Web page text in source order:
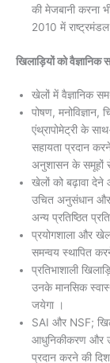
की मेजबानी करना
2010 में
खिलाड़ियों को वैज्ञानिक
खेलों में वैज्ञानिक
पोषण, मनोविज्ञान,
एंथ्रापोमेट्री के
सहायता प्रदान
अनुशासन के समूहों
खेलों को बढ़ावा देने
उचित अनुसंधान और
अन्य प्रतिष्ठित
प्रयोगशाला और
समन्वय स्थापित
प्रतिभाशाली
उनके मानसिक
जयेगा ।
SAI और NSF;
आधुनिकीकरण और
प्रदान करने की